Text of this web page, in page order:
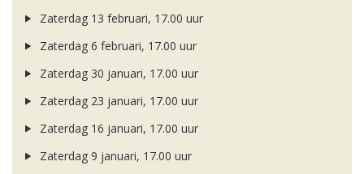
Zaterdag 13 februari, 17.00 uur
Zaterdag 6 februari, 17.00 uur
Zaterdag 30 januari, 17.00 uur
Zaterdag 23 januari, 17.00 uur
Zaterdag 16 januari, 17.00 uur
Zaterdag 9 januari, 17.00 uur